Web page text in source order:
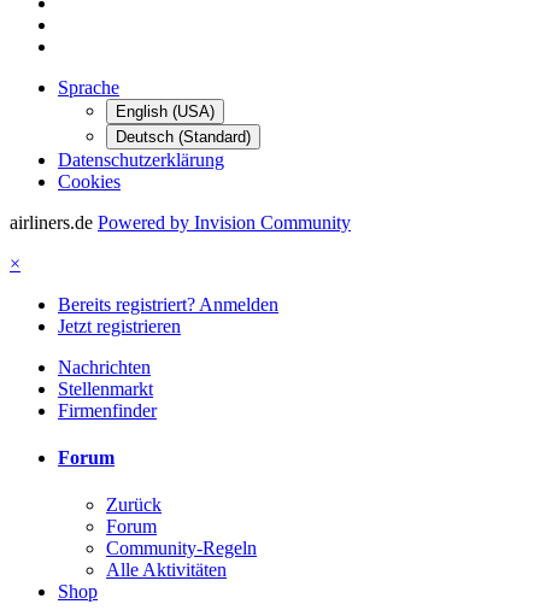
Sprache
English (USA)
Deutsch (Standard)
Datenschutzerklärung
Cookies
airliners.de Powered by Invision Community
×
Bereits registriert? Anmelden
Jetzt registrieren
Nachrichten
Stellenmarkt
Firmenfinder
Forum
Zurück
Forum
Community-Regeln
Alle Aktivitäten
Shop